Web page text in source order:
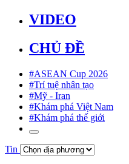
VIDEO
CHỦ ĐỀ
#ASEAN Cup 2026
#Trí tuệ nhân tạo
#Mỹ - Iran
#Khám phá Việt Nam
#Khám phá thế giới
Tin